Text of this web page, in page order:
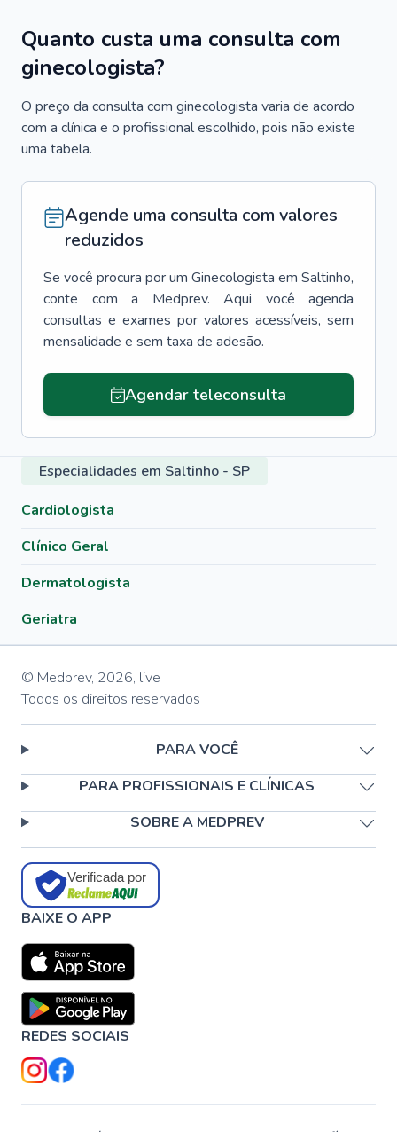
Quanto custa uma consulta com
ginecologista?
O preço da consulta com ginecologista varia de acordo
com a clínica e o profissional escolhido, pois não existe
uma tabela.
Agende uma consulta com valores
reduzidos
Se você procura por um Ginecologista em Saltinho,
conte com a Medprev. Aqui você agenda
consultas e exames por valores acessíveis, sem
mensalidade e sem taxa de adesão.
Agendar teleconsulta
Especialidades em Saltinho - SP
Cardiologista
Clínico Geral
Dermatologista
Geriatra
© Medprev, 2026, live
Todos os direitos reservados
PARA VOCÊ
PARA PROFISSIONAIS E CLÍNICAS
SOBRE A MEDPREV
Verificada por
BAIXE O APP
REDES SOCIAIS